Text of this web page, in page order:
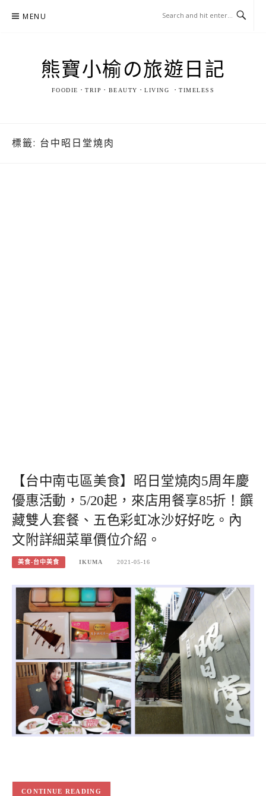
MENU
熊寶小榆の旅遊日記
FOODIE．TRIP．BEAUTY．LIVING ．TIMELESS
標籤: 台中昭日堂燒肉
【台中南屯區美食】昭日堂燒肉5周年慶
優惠活動，5/20起，來店用餐享85折！饌
藏雙人套餐、五色彩虹冰沙好好吃。內
文附詳細菜單價位介紹。
美食-台中美食 IKUMA 2021-05-16
CONTINUE READING